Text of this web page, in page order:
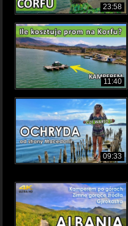
23:58
11:40
09:33